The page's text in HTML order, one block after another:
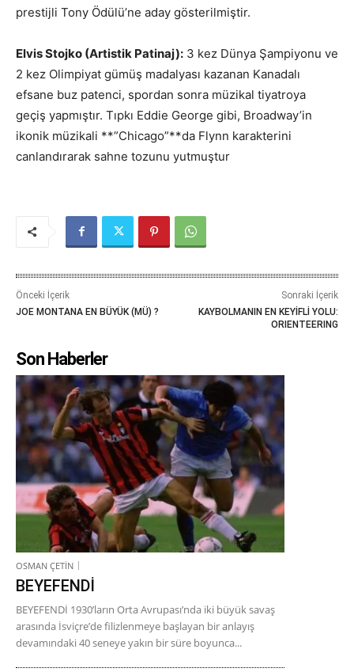
prestijli Tony Ödülü’ne aday gösterilmiştir.
Elvis Stojko (Artistik Patinaj): 3 kez Dünya Şampiyonu ve
2 kez Olimpiyat gümüş madalyası kazanan Kanadalı
efsane buz patenci, spordan sonra müzikal tiyatroya
geçiş yapmıştır. Tıpkı Eddie George gibi, Broadway’in
ikonik müzikali **”Chicago”**da Flynn karakterini
canlandırarak sahne tozunu yutmuştur
Önceki İçerik
JOE MONTANA EN BÜYÜK (MÜ) ?
Sonraki İçerik
KAYBOLMANIN EN KEYİFLİ YOLU:
ORIENTEERING
Son Haberler
OSMAN ÇETİN
BEYEFENDİ
BEYEFENDİ 1930’ların Orta Avrupası’nda iki büyük savaş
arasında İsviçre’de filizlenmeye başlayan bir anlayış
devamındaki 40 seneye yakın bir süre boyunca...